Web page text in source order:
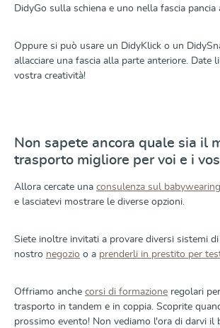
DidyGo sulla schiena e uno nella fascia pancia
Oppure si può usare un DidyKlick o un
allacciare una fascia alla parte anteriore. Date
vostra creatività!
Non sapete ancora quale sia il
trasporto migliore per voi e i
Allora cercate una consulenza sul
e lasciatevi mostrare le diverse opzioni.
Siete inoltre invitati a provare diversi sistemi
nostro negozio o a prenderli in prestito per
Offriamo anche corsi di formazione regolari
trasporto in tandem e in coppia. Scoprite
prossimo evento! Non vediamo l'ora di darvi il